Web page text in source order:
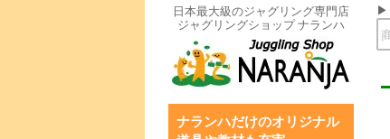
日本最大級のジャグリング専門店
ジャグリングショップ ナランハ
ナランハだけのオリジナル